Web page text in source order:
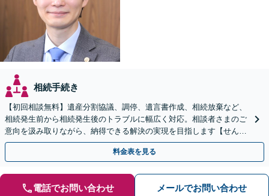
相続手続き
【初回相談無料】遺産分割協議、調停、遺言書作成、相続放棄など、
相続発生前から相続発生後のトラブルに幅広く対応。相談者さまのご
意向を汲み取りながら、納得できる解決の実現を目指します【せんげ
ん台駅より徒歩5分】
料金表を見る
電話でお問い合わせ メールでお問い合わせ